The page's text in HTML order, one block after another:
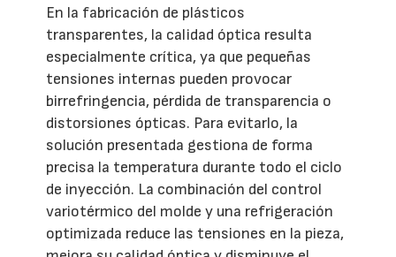
En la fabricación de plásticos
transparentes, la calidad óptica resulta
especialmente crítica, ya que pequeñas
tensiones internas pueden provocar
birrefringencia, pérdida de transparencia o
distorsiones ópticas. Para evitarlo, la
solución presentada gestiona de forma
precisa la temperatura durante todo el ciclo
de inyección. La combinación del control
variotérmico del molde y una refrigeración
optimizada reduce las tensiones en la pieza,